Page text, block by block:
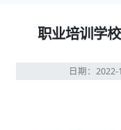
职业培训学
日期：